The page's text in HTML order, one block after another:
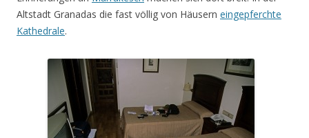
Altstadt Granadas die fast völlig von Häusern eingepferchte
Kathedrale.